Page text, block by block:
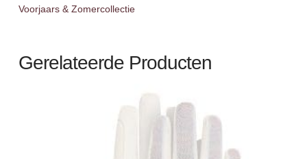
Voorjaars & Zomercollectie
Gerelateerde Producten